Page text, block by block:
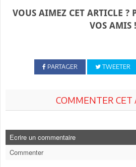
VOUS AIMEZ CET ARTICLE ?
VOS AMIS !
PARTAGER TWEETER
COMMENTER CET
Ecrire un commentaire
Commenter